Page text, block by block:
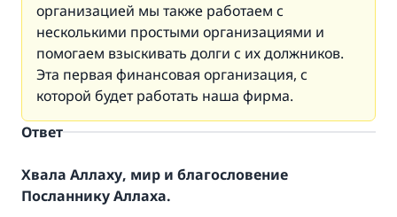
организацией мы также работаем с
несколькими простыми организациями и
помогаем взыскивать долги с их должников.
Эта первая финансовая организация, с
которой будет работать наша фирма.
Ответ
Хвала Аллаху, мир и благословение
Посланнику Аллаха.